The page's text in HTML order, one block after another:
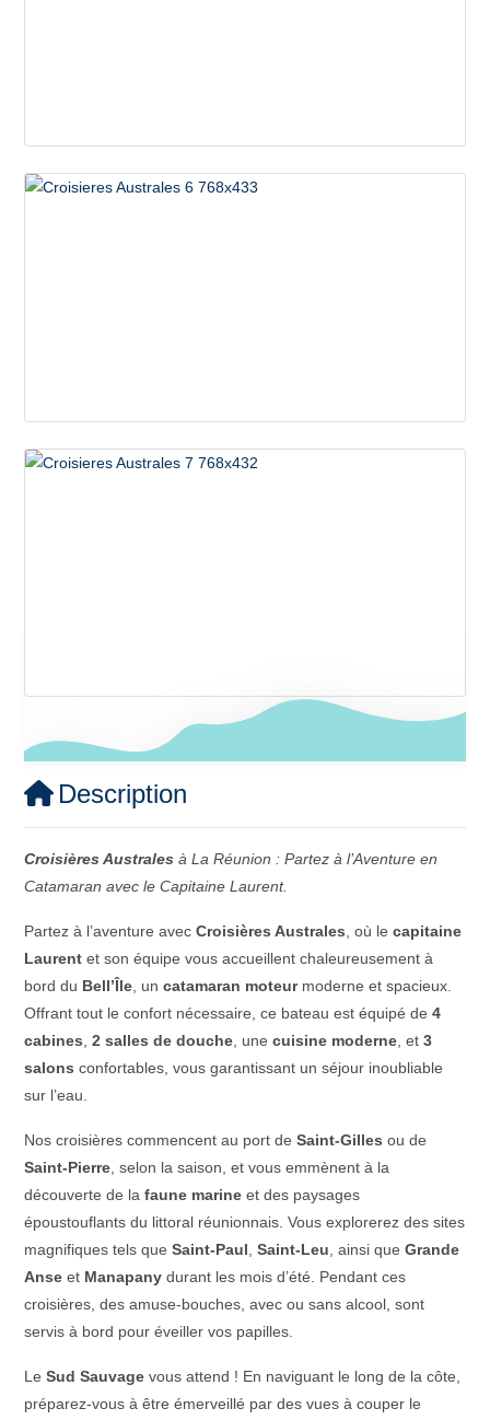
Description
Croisières Australes à La Réunion : Partez à l’Aventure en
Catamaran avec le Capitaine Laurent.
Partez à l’aventure avecCroisières Australes, où lecapitaine
Laurent et son équipe vous accueillent chaleureusement à
bord du Bell’Île, uncatamaran moteurmoderne et spacieux.
Offrant tout le confort nécessaire, ce bateau est équipé de4
cabines,2 salles de douche, unecuisine moderne, et3
salons confortables, vous garantissant un séjour inoubliable
sur l’eau.
Nos croisières commencent au port deSaint-Gilles ou de
Saint-Pierre, selon la saison, et vous emmènent à la
découverte de lafaune marine et des paysages
époustouflants du littoral réunionnais. Vous explorerez des sites
magnifiques tels queSaint-Paul,Saint-Leu, ainsi queGrande
Anse et Manapany durant les mois d’été. Pendant ces
croisières, des amuse-bouches, avec ou sans alcool, sont
servis à bord pour éveiller vos papilles.
LeSud Sauvage vous attend ! En naviguant le long de la côte,
préparez-vous à être émerveillé par des vues à couper le